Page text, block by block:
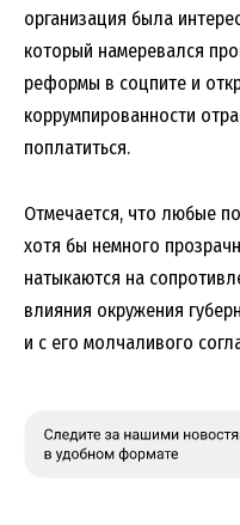
организация была
который намеревался
реформы в соцпите и
коррумпированности
поплатиться.
Отмечается, что любые
хотя бы немного
натыкаются на
влияния окружения
и с его молчаливого